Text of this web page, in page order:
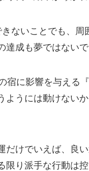
ないことでも、周
達成も夢ではないで
宿に影響を与える
ようには動けない
だけでいえば、良
限り派手な行動は